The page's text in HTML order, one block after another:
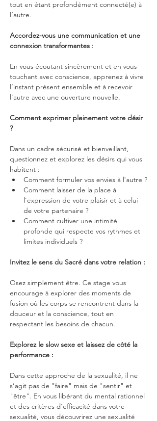
tout en étant profondément connecté(e) à
l’autre.
Accordez-vous une communication et une
connexion transformantes :
En vous écoutant sincèrement et en vous
touchant avec conscience, apprenez à vivre
l’instant présent ensemble et à recevoir
l’autre avec une ouverture nouvelle.
Comment exprimer pleinement votre désir
?
Dans un cadre sécurisé et bienveillant,
questionnez et explorez les désirs qui vous
habitent :
Comment formuler vos envies à l'autre ?
Comment laisser de la place à
l’expression de votre plaisir et à celui
de votre partenaire ?
Comment cultiver une intimité
profonde qui respecte vos rythmes et
limites individuels ?
Invitez le sens du Sacré dans votre relation :
Osez simplement être. Ce stage vous
encourage à explorer des moments de
fusion où les corps se rencontrent dans la
douceur et la conscience, tout en
respectant les besoins de chacun.
Explorez le slow sexe et laissez de côté la
performance :
Dans cette approche de la sexualité, il ne
s’agit pas de "faire" mais de "sentir" et
"être". En vous libérant du mental rationnel
et des critères d'efficacité dans votre
sexualité, vous découvrirez une sexualité